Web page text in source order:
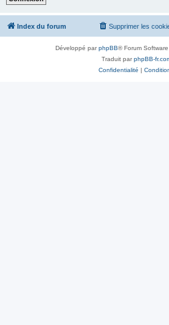
Index du forum Supprimer les
Développé parphpBB® Forum
Traduit parphpBB-
Confidentialité |